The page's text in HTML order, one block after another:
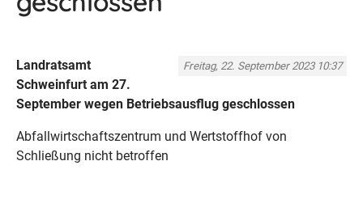
Freitag, 22. September 2023 10:37
Landratsamt
Schweinfurt am 27.
September wegen Betriebsausflug geschlossen
Abfallwirtschaftszentrum und Wertstoffhof von
Schließung nicht betroffen